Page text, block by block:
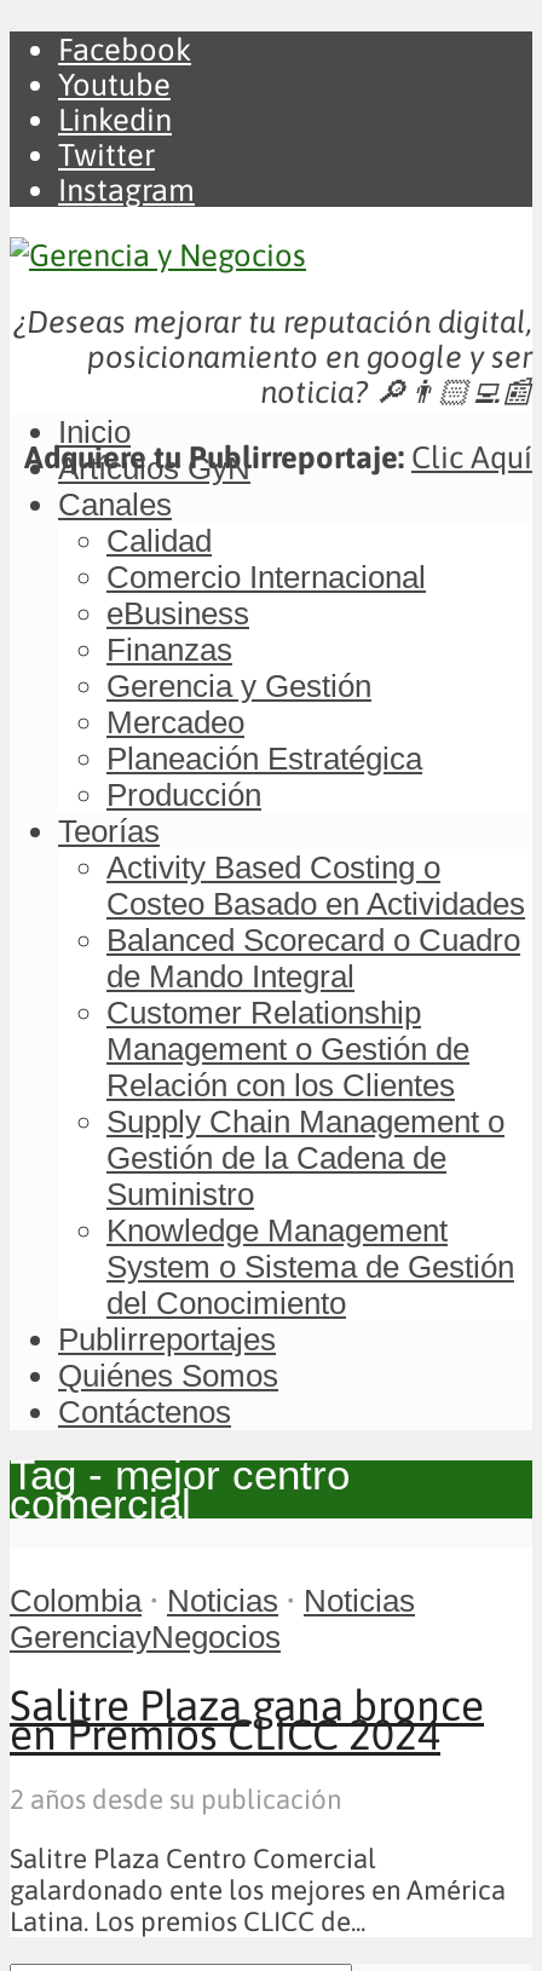
Facebook
Youtube
Linkedin
Twitter
Instagram
¿Deseas mejorar tu reputación digital,
posicionamiento en google y ser
noticia? 🔎👨🏻‍💻📰
Adquiere tu Publirreportaje: Clic Aquí
Inicio
Artículos GyN
Canales
Calidad
Comercio Internacional
eBusiness
Finanzas
Gerencia y Gestión
Mercadeo
Planeación Estratégica
Producción
Teorías
Activity Based Costing o
Costeo Basado en Actividades
Balanced Scorecard o Cuadro
de Mando Integral
Customer Relationship
Management o Gestión de
Relación con los Clientes
Supply Chain Management o
Gestión de la Cadena de
Suministro
Knowledge Management
System o Sistema de Gestión
del Conocimiento
Publirreportajes
Quiénes Somos
Contáctenos
Tag - mejor centro
comercial
Colombia • Noticias • Noticias
GerenciayNegocios
Salitre Plaza gana bronce
en Premios CLICC 2024
2 años desde su publicación
Salitre Plaza Centro Comercial
galardonado ente los mejores en América
Latina. Los premios CLICC de...